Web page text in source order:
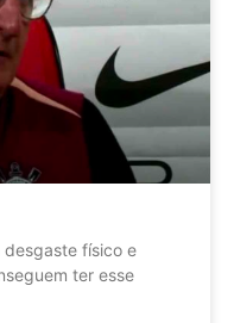
desgaste físico e
ter esse